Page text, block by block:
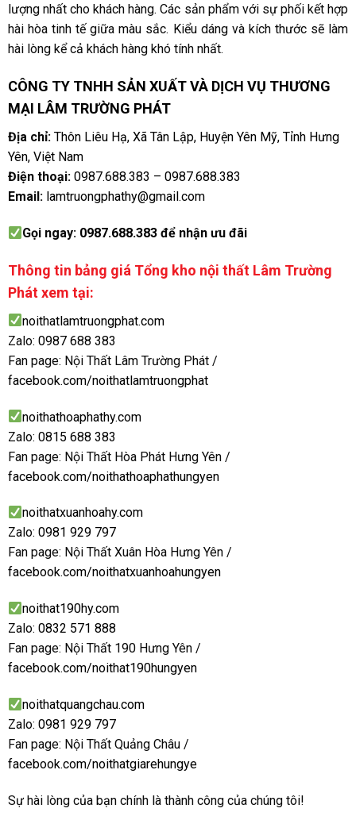
lượng nhất cho khách hàng. Các sản phẩm với sự phối kết hợp
hài hòa tinh tế giữa màu sắc. Kiểu dáng và kích thước sẽ làm
hài lòng kể cả khách hàng khó tính nhất.
CÔNG TY TNHH SẢN XUẤT VÀ DỊCH VỤ THƯƠNG
MẠI LÂM TRƯỜNG PHÁT
Địa chỉ: Thôn Liêu Hạ, Xã Tân Lập, Huyện Yên Mỹ, Tỉnh Hưng
Yên, Việt Nam
Điện thoại: 0987.688.383 – 0987.688.383
Email: lamtruongphathy@gmail.com
Gọi ngay: 0987.688.383 để nhận ưu đãi
Thông tin bảng giá Tổng kho nội thất Lâm Trường
Phát xem tại:
noithatlamtruongphat.com
Zalo: 0987 688 383
Fan page: Nội Thất Lâm Trường Phát /
facebook.com/noithatlamtruongphat
noithathoaphathy.com
Zalo: 0815 688 383
Fan page: Nội Thất Hòa Phát Hưng Yên /
facebook.com/noithathoaphathungyen
noithatxuanhoahy.com
Zalo: 0981 929 797
Fan page: Nội Thất Xuân Hòa Hưng Yên /
facebook.com/noithatxuanhoahungyen
noithat190hy.com
Zalo: 0832 571 888
Fan page: Nội Thất 190 Hưng Yên /
facebook.com/noithat190hungyen
noithatquangchau.com
Zalo: 0981 929 797
Fan page: Nội Thất Quảng Châu /
facebook.com/noithatgiarehungye
Sự hài lòng của bạn chính là thành công của chúng tôi!